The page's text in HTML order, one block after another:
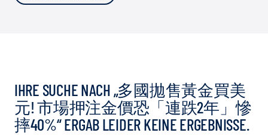
IHRE SUCHE NACH „多國拋售黃金買美
元! 市場押注金價恐「連跌2年」慘
摔40%“ ERGAB LEIDER KEINE ERGEBNISSE.